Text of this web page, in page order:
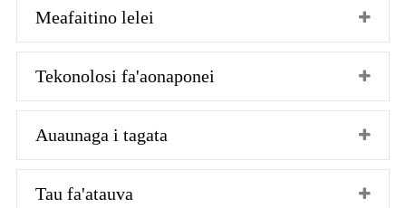
Meafaitino lelei
Tekonolosi fa'aonaponei
Auaunaga i tagata
Tau fa'atauva